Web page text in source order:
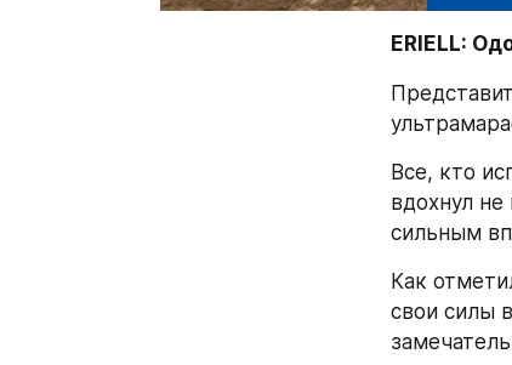
ERIELL:
Все, кто
вдохнул не
сильным
Как
свои силы